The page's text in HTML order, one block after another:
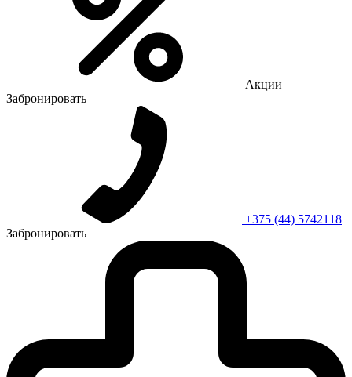
Акции
Забронировать
+375 (44) 5742118
Забронировать